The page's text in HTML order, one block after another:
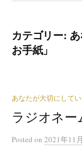
カテゴリー:
お手紙」
あなたが大切にして
ラジオネ
Posted on 2021年11